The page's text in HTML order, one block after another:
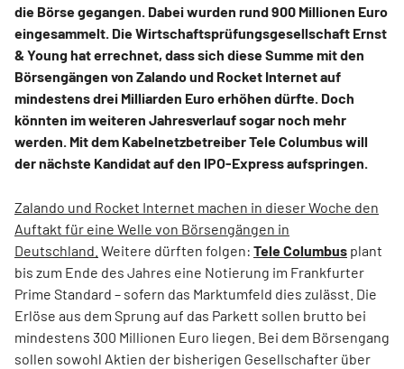
die Börse gegangen. Dabei wurden rund 900 Millionen Euro
eingesammelt. Die Wirtschaftsprüfungsgesellschaft Ernst
& Young hat errechnet, dass sich diese Summe mit den
Börsengängen von Zalando und Rocket Internet auf
mindestens drei Milliarden Euro erhöhen dürfte. Doch
könnten im weiteren Jahresverlauf sogar noch mehr
werden. Mit dem Kabelnetzbetreiber Tele Columbus will
der nächste Kandidat auf den IPO-Express aufspringen.
Zalando und Rocket Internet machen in dieser Woche den
Auftakt für eine Welle von Börsengängen in
Deutschland. Weitere dürften folgen: Tele Columbus plant
bis zum Ende des Jahres eine Notierung im Frankfurter
Prime Standard – sofern das Marktumfeld dies zulässt. Die
Erlöse aus dem Sprung auf das Parkett sollen brutto bei
mindestens 300 Millionen Euro liegen. Bei dem Börsengang
sollen sowohl Aktien der bisherigen Gesellschafter über